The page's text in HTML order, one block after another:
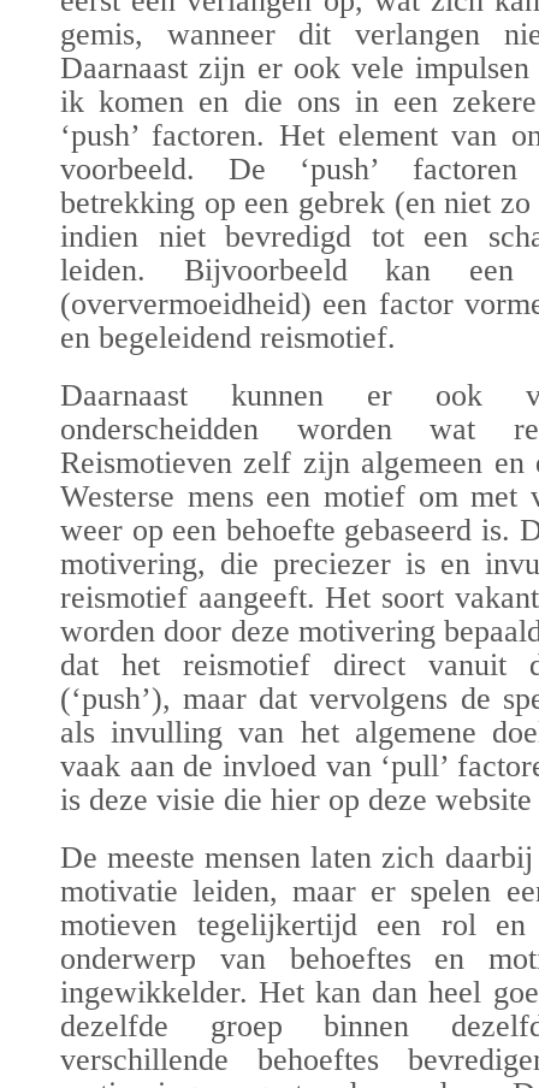
gemis, wanneer dit verlangen
Daarnaast zijn er ook vele
ik komen en die ons in een
‘push’ factoren. Het element van
voorbeeld.De ‘push’ factoren
betrekking op een gebrek (en niet
indien niet bevredigd tot een
leiden. Bijvoorbeeld kan
(oververmoeidheid) een factor
en begeleidend reismotief.
Daarnaast kunnen er ook
onderscheidden worden wat
Reismotieven zelf zijn algemeen en
Westerse mens een motief om met
weer op een behoefte gebaseerd is.
motivering, die preciezer is en
reismotief aangeeft. Het soort
worden door deze motivering
dat het reismotief direct vanuit
(‘push’), maar dat vervolgens de
als invulling van het algemene
vaak aan de invloed van ‘pull’
is deze visie die hier op deze
De meeste mensenlaten zich
motivatie leiden, maar er spelen
motieven tegelijkertijd een rol en
onderwerp van behoeftes en
ingewikkelder. Het kan dan heel
dezelfde groep binnen
verschillende behoeftes